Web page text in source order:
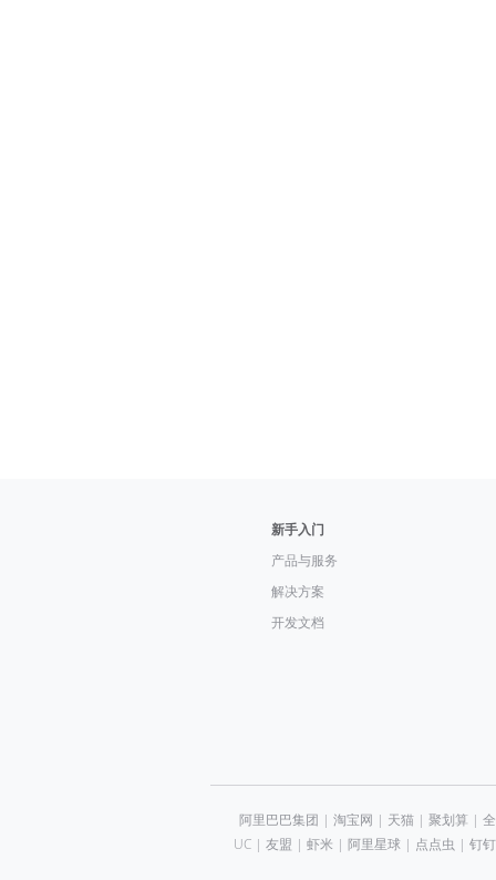
新手入门
产品与服务
解决方案
开发文档
阿里巴巴集团 | 淘宝网 | 天猫| 聚划算 |
UC| 友盟 | 虾米 | 阿里星球| 点点虫 | 钉钉